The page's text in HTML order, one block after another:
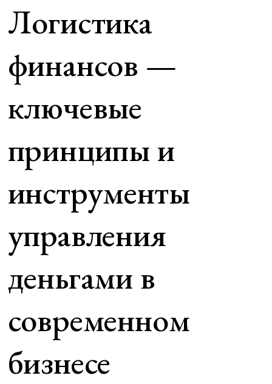
Логистика
финансов —
ключевые
принципы и
инструменты
управления
деньгами в
современном
бизнесе